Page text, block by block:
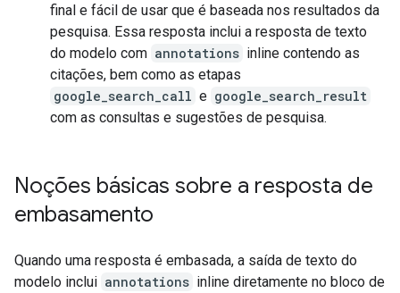
final e fácil de usar que é baseada nos resultados da
pesquisa. Essa resposta inclui a resposta de texto
do modelo com annotations inline contendo as
citações, bem como as etapas
google_search_call e google_search_result
com as consultas e sugestões de pesquisa.
Noções básicas sobre a resposta de
embasamento
Quando uma resposta é embasada, a saída de texto do
modelo inclui annotations inline diretamente no bloco de